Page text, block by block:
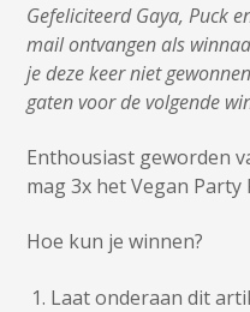
Gefeliciteerd Gaya, Puck
mail ontvangen als
je deze keer niet
gaten voor de volgende
Enthousiast geworden
mag 3x het Vegan
Hoe kun je winnen?
Laat onderaan dit